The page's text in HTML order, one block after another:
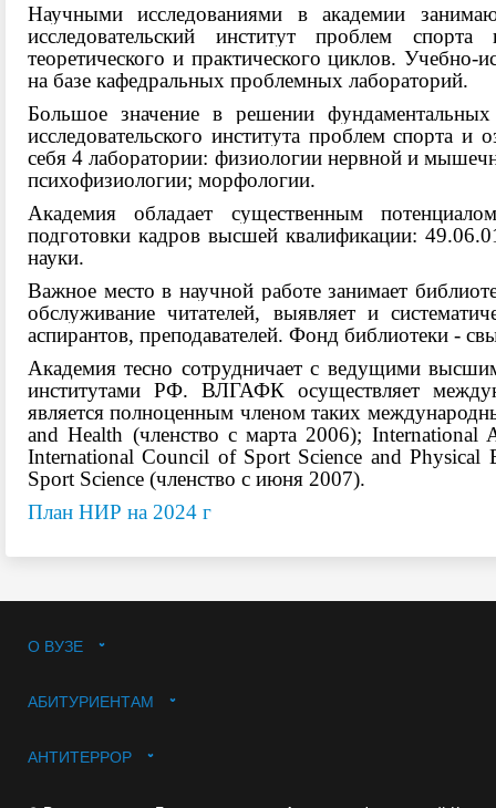
Научными исследованиями в академии
исследовательский институт проблем
теоретического и практического циклов. Учебно-
на базе кафедральных проблемных лабораторий.
Большое значение в решении
исследовательского института проблем спорта
себя 4 лаборатории: физиологии нервной и
психофизиологии; морфологии.
Академия обладает существенным
подготовки кадров высшей квалификации:
науки.
Важное место в научной работе занимает
обслуживание читателей, выявляет и
аспирантов, преподавателей. Фонд библиотеки -
Академия тесно сотрудничает с ведущими
институтами РФ. ВЛГАФК осуществляет
является полноценным членом таких
and Health (членство с марта 2006); International
International Council of Sport Science and Physical
Sport Science (членство с июня 2007).
План НИР на 2024 г
О ВУЗЕ
АБИТУРИЕНТАМ
АНТИТЕРРОР